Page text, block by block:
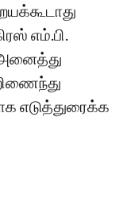
எம்.பி.
அனைத்து
எடுத்துரைக்க